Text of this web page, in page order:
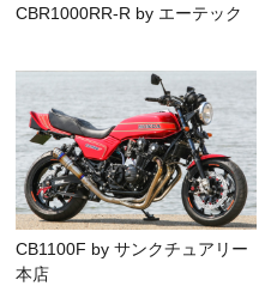
CBR1000RR-R by エーテック
CB1100F by サンクチュアリー
本店